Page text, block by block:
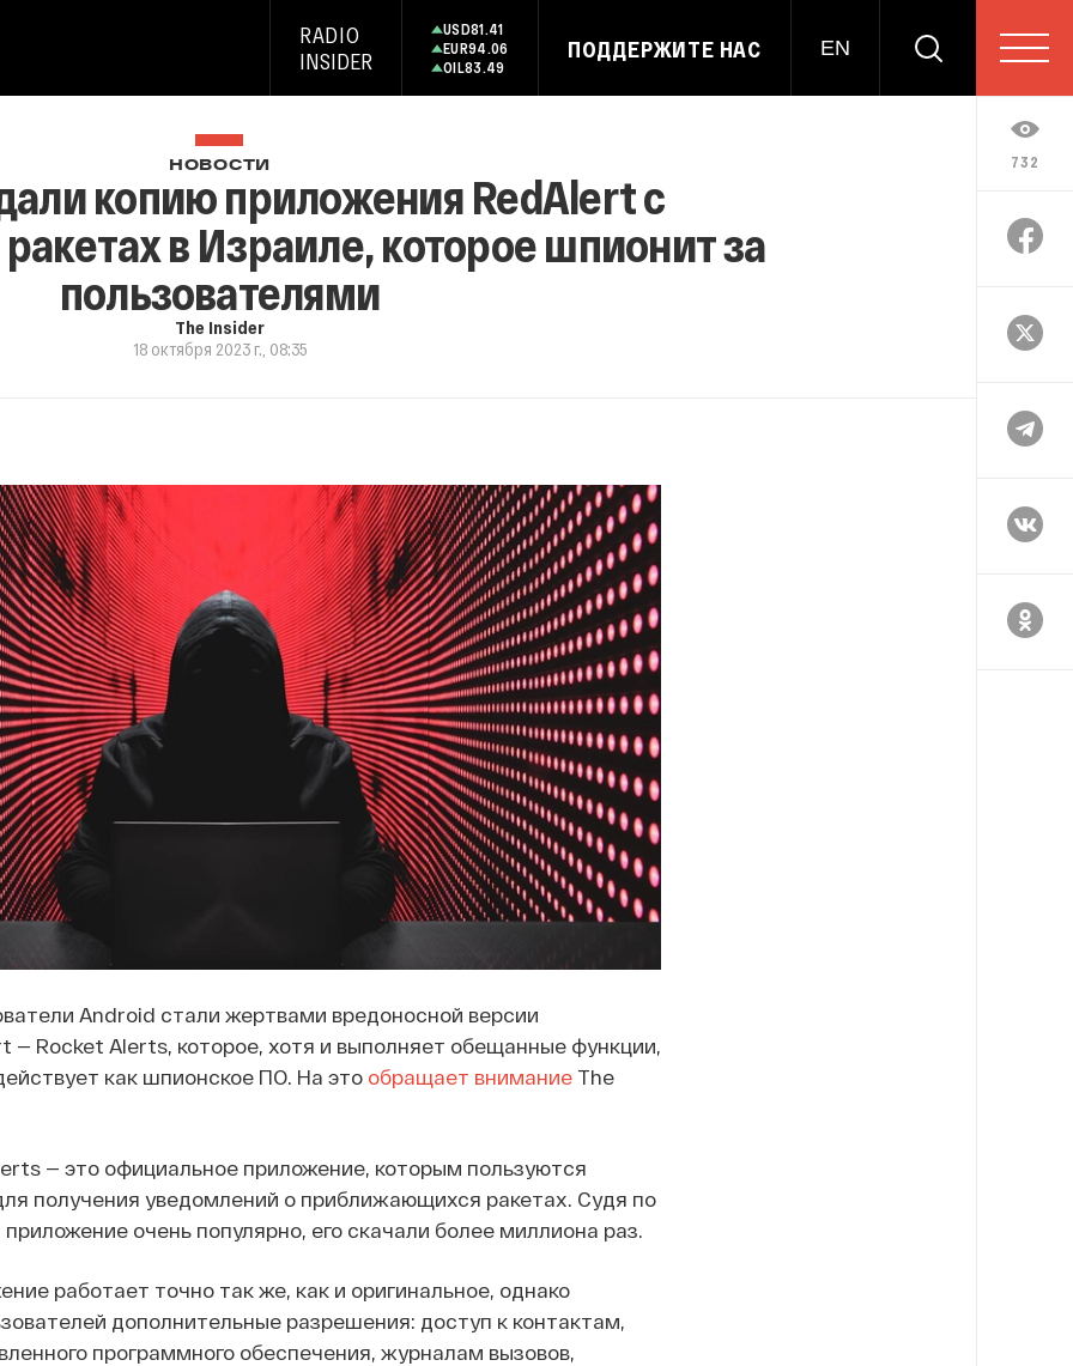
RADIO
INSIDER
USD81.41
EUR94.06
OIL83.49
ПОДДЕРЖИТЕ НАС EN
732
НОВОСТИ
копию приложения RedAlert с
в Израиле, которое шпионит за
пользователями
The Insider
18 октября 2023 г., 08:35
Android стали жертвами вредоносной версии
— Rocket Alerts, которое, хотя и выполняет обещанные функции,
как шпионское ПО. На это обращает вниманиеThe
— это официальное приложение, которым пользуются
получения уведомлений о приближающихся ракетах. Судя по
очень популярно, его скачали более миллиона раз.
работает точно так же, как и оригинальное, однако
дополнительные разрешения: доступ к контактам,
программного обеспечения, журналам вызовов,